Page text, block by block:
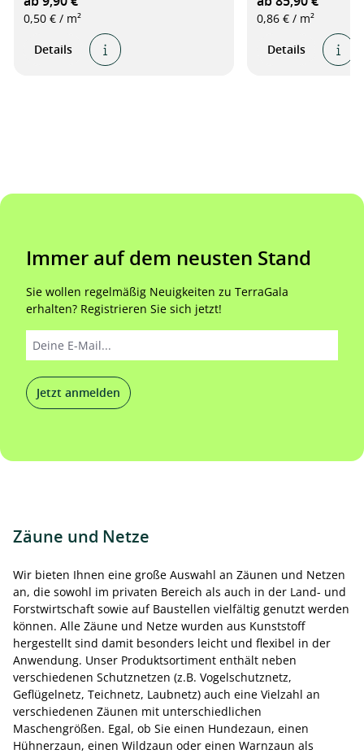
0,50 € / m²
Details
0,86 € / m²
Details
Immer auf dem neusten Stand
Sie wollen regelmäßig Neuigkeiten zu TerraGala
erhalten? Registrieren Sie sich jetzt!
Jetzt anmelden
Zäune und Netze
Wir bieten Ihnen eine große Auswahl an Zäunen und Netzen
an, die sowohl im privaten Bereich als auch in der Land- und
Forstwirtschaft sowie auf Baustellen vielfältig genutzt werden
können. Alle Zäune und Netze wurden aus Kunststoff
hergestellt sind damit besonders leicht und flexibel in der
Anwendung. Unser Produktsortiment enthält neben
verschiedenen Schutznetzen (z.B. Vogelschutznetz,
Geflügelnetz, Teichnetz, Laubnetz) auch eine Vielzahl an
verschiedenen Zäunen mit unterschiedlichen
Maschengrößen. Egal, ob Sie einen Hundezaun, einen
Hühnerzaun, einen Wildzaun oder einen Warnzaun als